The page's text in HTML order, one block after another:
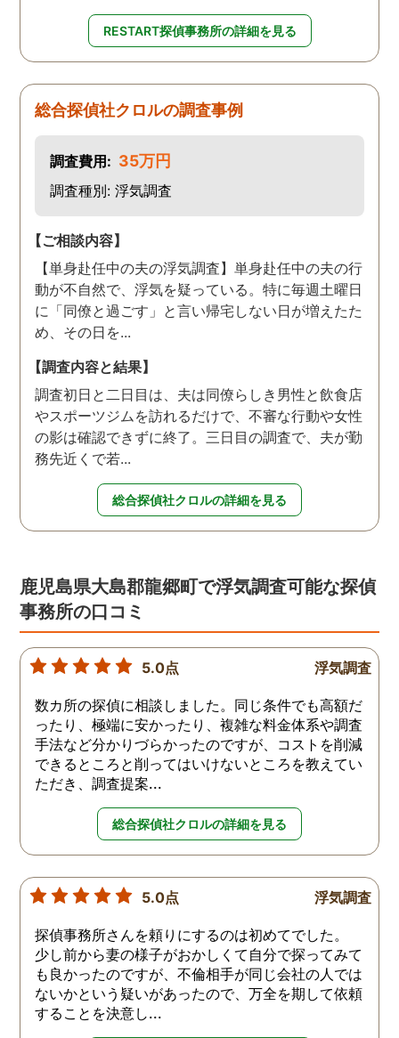
RESTART探偵事務所の詳細を見る
総合探偵社クロルの調査事例
調査費用: 35万円
調査種別: 浮気調査
【ご相談内容】
【単身赴任中の夫の浮気調査】単身赴任中の夫の行
動が不自然で、浮気を疑っている。特に毎週土曜日
に「同僚と過ごす」と言い帰宅しない日が増えたた
め、その日を...
【調査内容と結果】
調査初日と二日目は、夫は同僚らしき男性と飲食店
やスポーツジムを訪れるだけで、不審な行動や女性
の影は確認できずに終了。三日目の調査で、夫が勤
務先近くで若...
総合探偵社クロルの詳細を見る
鹿児島県大島郡龍郷町で浮気調査可能な探偵
事務所の口コミ
5.0点 浮気調査
数カ所の探偵に相談しました。同じ条件でも高額だ
ったり、極端に安かったり、複雑な料金体系や調査
手法など分かりづらかったのですが、コストを削減
できるところと削ってはいけないところを教えてい
ただき、調査提案...
総合探偵社クロルの詳細を見る
5.0点 浮気調査
探偵事務所さんを頼りにするのは初めてでした。
少し前から妻の様子がおかしくて自分で探ってみて
も良かったのですが、不倫相手が同じ会社の人では
ないかという疑いがあったので、万全を期して依頼
することを決意し...